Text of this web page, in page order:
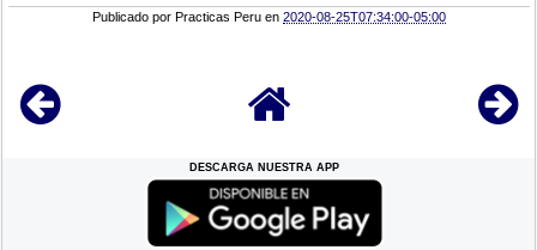
Publicado por Practicas Peru en2020-08-25T07:34:00-05:00
DESCARGA NUESTRA APP